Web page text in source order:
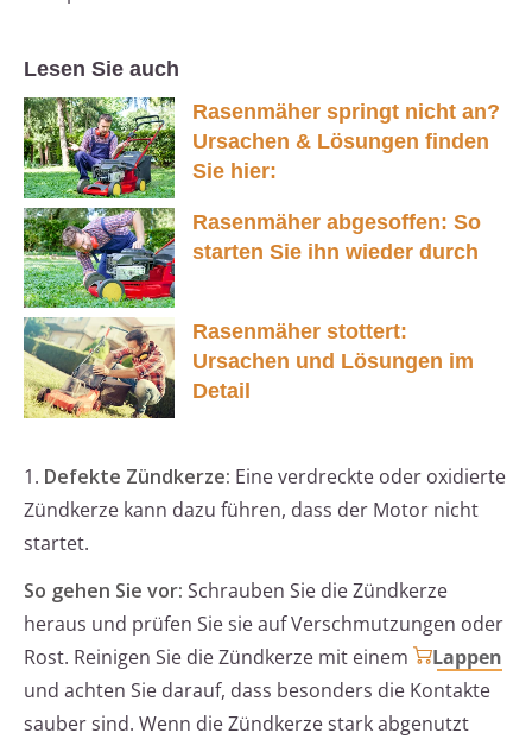
Lesen Sie auch
Rasenmäher springt nicht an?
Ursachen & Lösungen finden
Sie hier:
Rasenmäher abgesoffen: So
starten Sie ihn wieder durch
Rasenmäher stottert:
Ursachen und Lösungen im
Detail
1. Defekte Zündkerze: Eine verdreckte oder oxidierte
Zündkerze kann dazu führen, dass der Motor nicht
startet.
So gehen Sie vor: Schrauben Sie die Zündkerze
heraus und prüfen Sie sie auf Verschmutzungen oder
Rost. Reinigen Sie die Zündkerze mit einem
Lappen
und achten Sie darauf, dass besonders die Kontakte
sauber sind. Wenn die Zündkerze stark abgenutzt